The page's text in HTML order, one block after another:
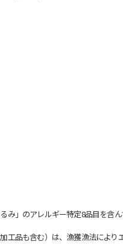
」のアレルギー特定8品目を含ん
品も含む）は、漁獲漁法によ